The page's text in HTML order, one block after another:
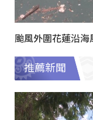
颱風外圍花蓮沿
推薦新聞